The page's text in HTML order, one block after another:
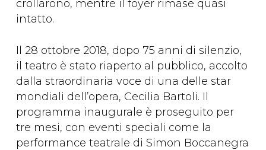
crollarono, mentre il foyer rimase quasi
intatto.
Il 28 ottobre 2018, dopo 75 anni di silenzio,
il teatro è stato riaperto al pubblico, accolto
dalla straordinaria voce di una delle star
mondiali dell’opera, Cecilia Bartoli. Il
programma inaugurale è proseguito per
tre mesi, con eventi speciali come la
performance teatrale di Simon Boccanegra